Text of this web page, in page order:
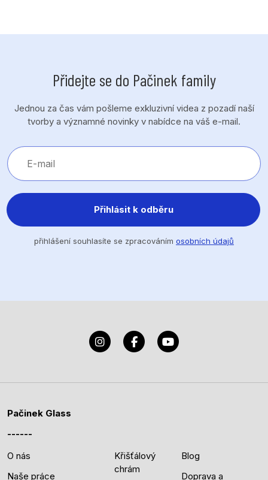
Přidejte se do Pačinek family
Jednou za čas vám pošleme exkluzivní videa z pozadí naší
tvorby a významné novinky v nabídce na váš e-mail.
Přihlásit k odběru
přihlášení souhlasíte se zpracováním osobních údajů
Pačinek Glass
O nás
Naše práce
Křišťálový
chrám
Blog
Doprava a